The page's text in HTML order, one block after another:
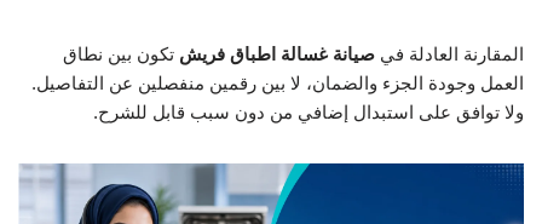
المقارنة العادلة في صيانة غسالة اطباق فريش تكون بين نطاق
العمل وجودة الجزء والضمان، لا بين رقمين منفصلين عن التفاصيل.
ولا توافق على استبدال إضافي من دون سبب قابل للشرح.